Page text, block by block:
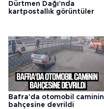
Dürtmen Dağı'nda
kartpostallık görüntüler
Bafra'da otomobil caminin
bahçesine devrildi